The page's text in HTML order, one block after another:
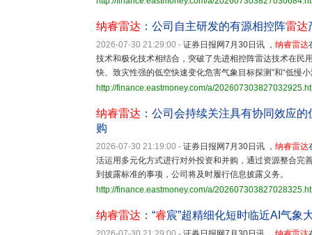
纳睿雷达 ：公司自主研发的有源相控阵雷达
2026-07-30 21:29:00 - 证券日报网7月30日讯 ， 纳睿雷达
技术和极化技术相结合，突破了先进相控阵雷达技术在民
快、致灾性强的低空快速变化危害气象目标探测”和“低慢
http://finance.eastmoney.com/a/
纳睿雷达 ：公司会持续关注具有协同效应
购
2026-07-30 21:19:00 - 证券日报网7月30日讯 ， 纳睿雷达
活运用多元化方式进行对外投资和并购，通过资源整合完
到披露标准的事项，公司将及时履行信息披露义务。
http://finance.eastmoney.com/a/
纳睿雷达 ：“睿宸”超精细化短时临近AI气象